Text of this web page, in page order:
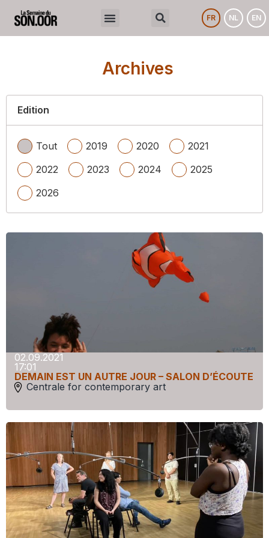
FR NL EN
Archives
Edition
Tout 2019 2020
2021
2022
2023 2024
2025
2026
02.09.2021
17:01
DEMAIN EST UN AUTRE JOUR – SALON D’ÉCOUTE
Centrale for contemporary art